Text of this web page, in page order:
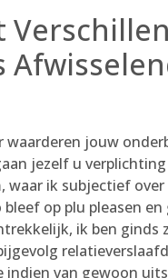
waarderen jouw
jezelf u
waar ik subjectief over
op plu pleasen en
ik ben ginds
indien van gewoon